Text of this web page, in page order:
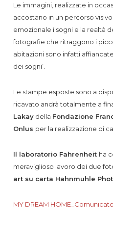
Le immagini, realizzate in
accostano in un percorso
emozionale i sogni e la realtà
fotografie che ritraggono i
abitazioni sono infatti
dei sogni’.
Le stampe esposte sono a
ricavato andrà totalmente a
Lakaydella Fondazione
Onlus per la realizzazione di
Il laboratorio Fahrenheit ha
meraviglioso lavoro dei due
art su carta Hahnmuhle
MY DREAM